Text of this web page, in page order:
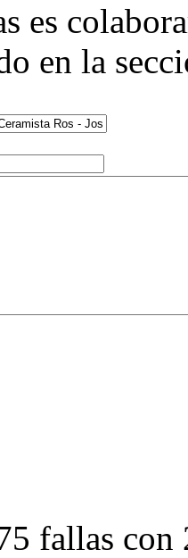
es
en la
fallas